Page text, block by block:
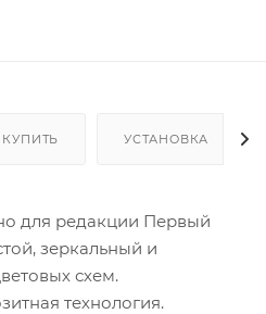
УСТАНОВКА
для редакции Первый
зеркальный и
схем.
технология.